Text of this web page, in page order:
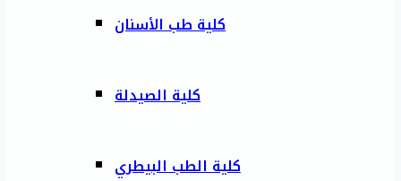
كلية طب الأسنان
كلية الصيدلة
كلية الطب البيطري